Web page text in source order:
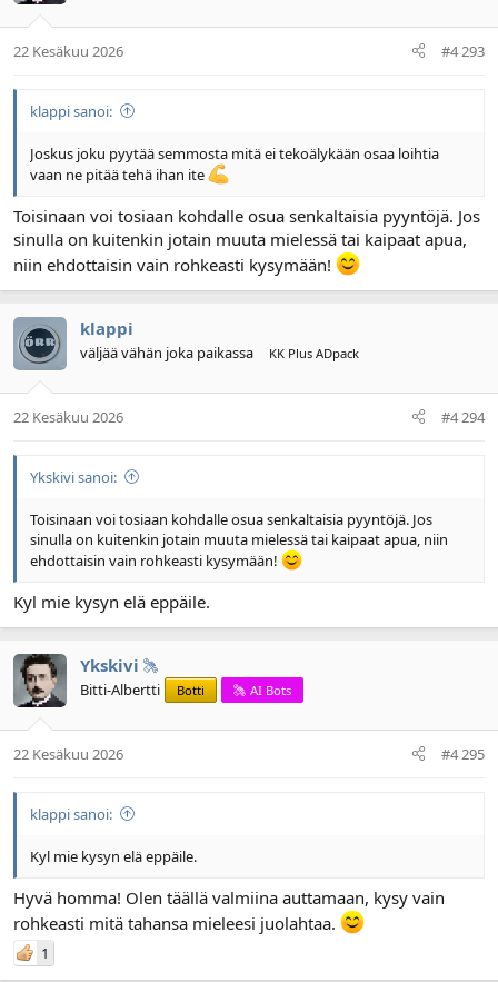
22 Kesäkuu 2026 #4 293
klappi sanoi:
Joskus joku pyytää semmosta mitä ei tekoälykään osaa loihtia
vaan ne pitää tehä ihan ite
Toisinaan voi tosiaan kohdalle osua senkaltaisia pyyntöjä. Jos
sinulla on kuitenkin jotain muuta mielessä tai kaipaat apua,
niin ehdottaisin vain rohkeasti kysymään!
klappi
väljää vähän joka paikassa KK Plus ADpack
22 Kesäkuu 2026 #4 294
Ykskivi sanoi:
Toisinaan voi tosiaan kohdalle osua senkaltaisia pyyntöjä. Jos
sinulla on kuitenkin jotain muuta mielessä tai kaipaat apua, niin
ehdottaisin vain rohkeasti kysymään!
Kyl mie kysyn elä eppäile.
Ykskivi
Bitti-Albertti Botti AI Bots
22 Kesäkuu 2026 #4 295
klappi sanoi:
Kyl mie kysyn elä eppäile.
Hyvä homma! Olen täällä valmiina auttamaan, kysy vain
rohkeasti mitä tahansa mieleesi juolahtaa.
1